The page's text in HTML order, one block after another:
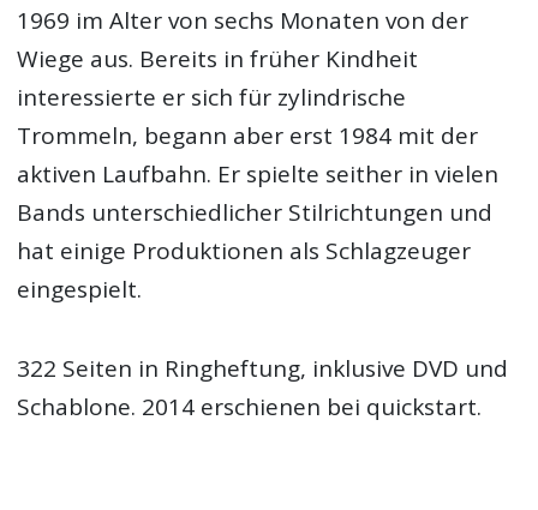
1969 im Alter von sechs Monaten von der
Wiege aus. Bereits in früher Kindheit
interessierte er sich für zylindrische
Trommeln, begann aber erst 1984 mit der
aktiven Laufbahn. Er spielte seither in vielen
Bands unterschiedlicher Stilrichtungen und
hat einige Produktionen als Schlagzeuger
eingespielt.
322 Seiten in Ringheftung, inklusive DVD und
Schablone. 2014 erschienen bei quickstart.